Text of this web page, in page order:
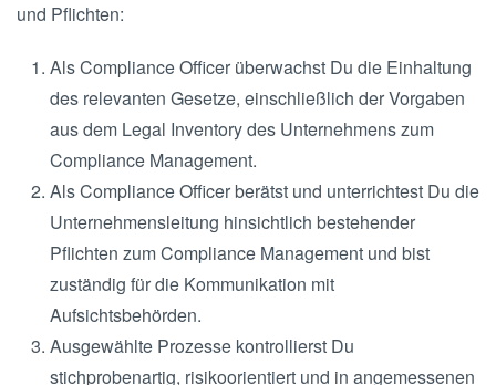
und Pflichten:
Als Compliance Officer überwachst Du die Einhaltung
des relevanten Gesetze, einschließlich der Vorgaben
aus dem Legal Inventory des Unternehmens zum
Compliance Management.
Als Compliance Officer berätst und unterrichtest Du die
Unternehmensleitung hinsichtlich bestehender
Pflichten zum Compliance Management und bist
zuständig für die Kommunikation mit
Aufsichtsbehörden.
Ausgewählte Prozesse kontrollierst Du
stichprobenartig, risikoorientiert und in angemessenen